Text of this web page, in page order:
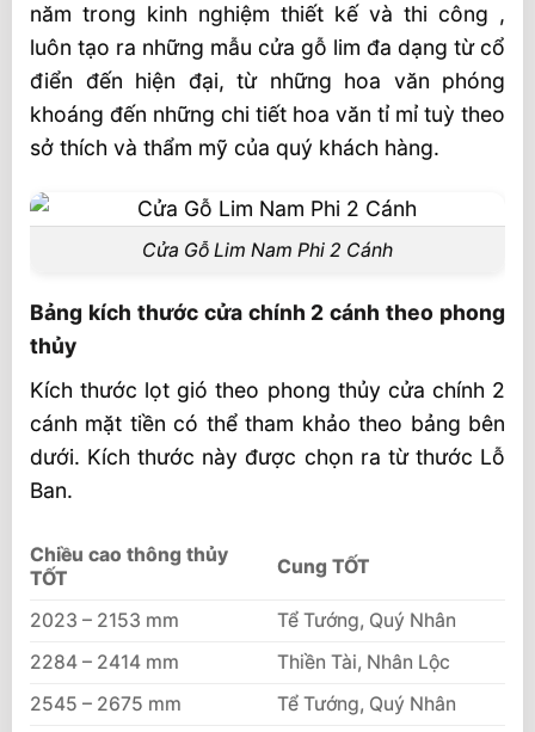
năm trong kinh nghiệm thiết kế và thi công ,
luôn tạo ra những mẫu cửa gỗ lim đa dạng từ cổ
điển đến hiện đại, từ những hoa văn phóng
khoáng đến những chi tiết hoa văn tỉ mỉ tuỳ theo
sở thích và thẩm mỹ của quý khách hàng.
Cửa Gỗ Lim Nam Phi 2 Cánh
Bảng kích thước cửa chính 2 cánh theo phong
thủy
Kích thước lọt gió theo phong thủy cửa chính 2
cánh mặt tiền có thể tham khảo theo bảng bên
dưới. Kích thước này được chọn ra từ thước Lỗ
Ban.
Chiều cao thông thủy
TỐT
Cung TỐT
2023 – 2153 mm
Tể Tướng, Quý Nhân
2284 – 2414 mm
Thiền Tài, Nhân Lộc
2545 – 2675 mm
Tể Tướng, Quý Nhân